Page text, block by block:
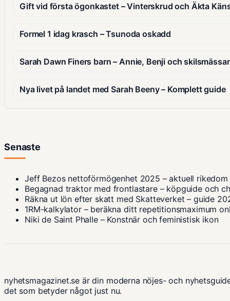
Gift vid första ögonkastet – Vinterskrud och Äkta
Formel 1 idag krasch – Tsunoda oskadd
Sarah Dawn Finers barn – Annie, Benji och
Nya livet på landet med Sarah Beeny – Komplett guide
Senaste
Jeff Bezos nettoförmögenhet 2025 – aktuell
Begagnad traktor med frontlastare – köpguide och
Räkna ut lön efter skatt med Skatteverket – guide
1RM-kalkylator – beräkna ditt repetitionsmaximum
Niki de Saint Phalle – Konstnär och feministisk ikon
nyhetsmagazinet.se är din moderna nöjes- och
det som betyder något just nu.